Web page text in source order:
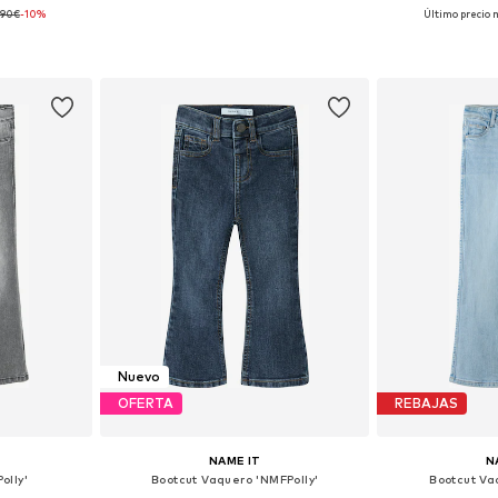
tallas
-10%
Disponible
Último precio
Nuevo
OFERTA
NAME IT
Bootcut Vaquero 'NMFPolly'
REBAJAS
Bootcut